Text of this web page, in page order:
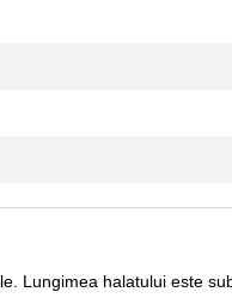
Lungimea halatului este